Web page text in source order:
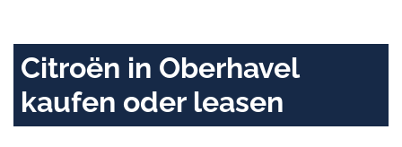
Citroën in Oberhavel
kaufen oder leasen